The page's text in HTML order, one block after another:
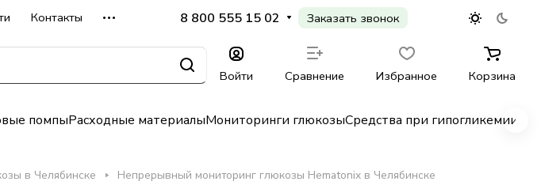
Контакты 8 800 555 15 02 Заказать звонок
Войти Сравнение Избранное Корзина
помпыРасходные материалыМониторинги глюкозыСредства при гипогликемии
в Челябинске Непрерывный мониторинг глюкозы Hematonix в Челябинске